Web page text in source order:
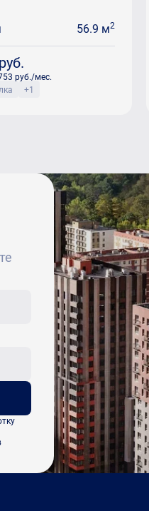
56.9 м2
руб.
руб./мес.
+1